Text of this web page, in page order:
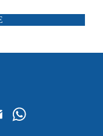
E